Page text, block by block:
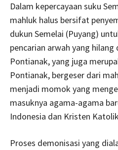
Dalam kepercayaan suku
mahluk halus bersifat
dukun Semelai (Puyang)
pencarian arwah yang hilang
Pontianak, yang juga
Pontianak, bergeser dari
menjadi momok yang
masuknya agama-agama
Indonesia dan Kristen
Proses demonisasi yang